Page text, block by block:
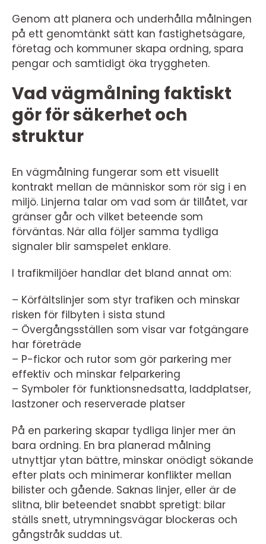
Genom att planera och underhålla målningen
på ett genomtänkt sätt kan fastighetsägare,
företag och kommuner skapa ordning, spara
pengar och samtidigt öka tryggheten.
Vad vägmålning faktiskt
gör för säkerhet och
struktur
En vägmålning fungerar som ett visuellt
kontrakt mellan de människor som rör sig i en
miljö. Linjerna talar om vad som är tillåtet, var
gränser går och vilket beteende som
förväntas. När alla följer samma tydliga
signaler blir samspelet enklare.
I trafikmiljöer handlar det bland annat om:
– Körfältslinjer som styr trafiken och minskar
risken för filbyten i sista stund
– Övergångsställen som visar var fotgängare
har företräde
– P-fickor och rutor som gör parkering mer
effektiv och minskar felparkering
– Symboler för funktionsnedsatta, laddplatser,
lastzoner och reserverade platser
På en parkering skapar tydliga linjer mer än
bara ordning. En bra planerad målning
utnyttjar ytan bättre, minskar onödigt sökande
efter plats och minimerar konflikter mellan
bilister och gående. Saknas linjer, eller är de
slitna, blir beteendet snabbt spretigt: bilar
ställs snett, utrymningsvägar blockeras och
gångstråk suddas ut.